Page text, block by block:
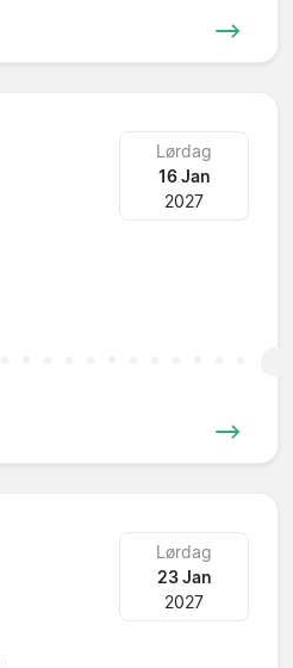
Lørdag
16 Jan
2027
Lørdag
23 Jan
2027